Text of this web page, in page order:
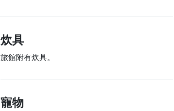
炊具
旅館附有炊具。
寵物